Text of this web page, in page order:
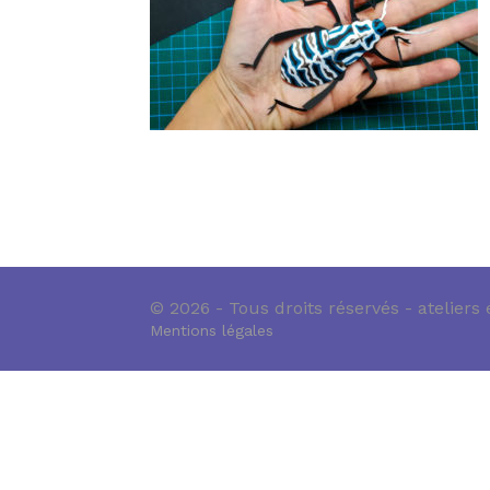
© 2026 - Tous droits réservés - ateliers
Mentions légales